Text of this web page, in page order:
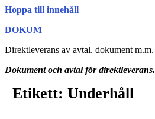
Hoppa till innehåll
DOKUM
Direktleverans av avtal. dokument m.m.
Dokument och avtal för direktleverans.
Etikett: Underhåll